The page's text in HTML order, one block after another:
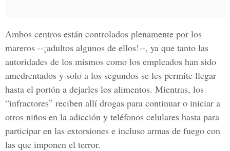
Ambos centros están controlados plenamente por los
mareros --¡adultos algunos de ellos!--, ya que tanto las
autoridades de los mismos como los empleados han sido
amedrentados y solo a los segundos se les permite llegar
hasta el portón a dejarles los alimentos. Mientras, los
“infractores” reciben allí drogas para continuar o iniciar a
otros niños en la adicción y teléfonos celulares hasta para
participar en las extorsiones e incluso armas de fuego con
las que imponen el terror.